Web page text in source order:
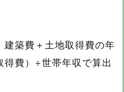
建築費＋土地取得費の年
得費）÷世帯年収で算出